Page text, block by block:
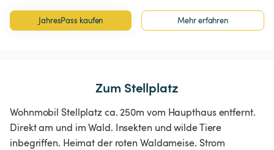
JahresPass kaufen Mehr erfahren
Zum Stellplatz
Wohnmobil Stellplatz ca. 250m vom Haupthaus entfernt.
Direkt am und im Wald. Insekten und wilde Tiere
inbegriffen. Heimat der roten Waldameise. Strom